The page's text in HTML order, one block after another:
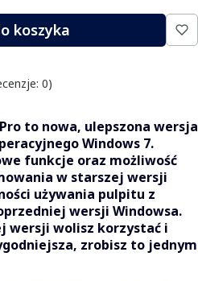
koszyka
0)
to nowa, ulepszona wersja
Windows 7.
funkcje oraz możliwość
w starszej wersji
używania pulpitu z
wersji Windowsa.
wersji wolisz korzystać i
zrobisz to jednym